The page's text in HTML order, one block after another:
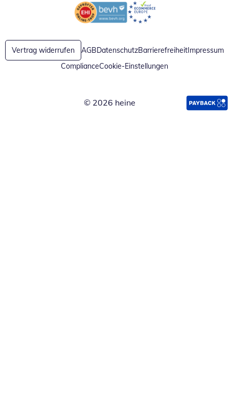
Öffnet in neuem FensterÖffnet in neuem Fenster
Vertrag widerrufen AGBDatenschutzBarrierefreiheitImpressum
ComplianceCookie-Einstellungen
© 2026 heine